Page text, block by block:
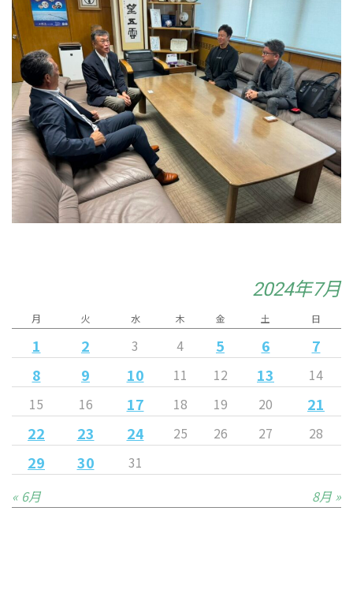
2024年7月
月 火 水 木 金 土 日
1 2 3 4 5 6
7
8
9 10 11 12 13
14
15
16 17 18 19 20
21
22
23 24 25 26 27 28
29 30
31
« 6月
8月 »